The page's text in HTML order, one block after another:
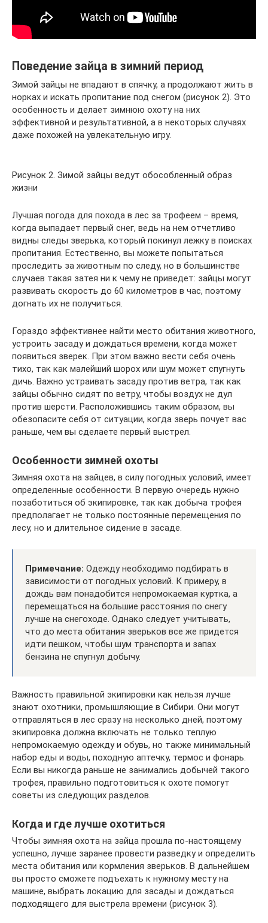
Поведение зайца в зимний период
Зимой зайцы не впадают в спячку, а продолжают жить в
норках и искать пропитание под снегом (рисунок 2). Это
особенность и делает зимнюю охоту на них
эффективной и результативной, а в некоторых случаях
даже похожей на увлекательную игру.
Рисунок 2. Зимой зайцы ведут обособленный образ
жизни
Лучшая погода для похода в лес за трофеем – время,
когда выпадает первый снег, ведь на нем отчетливо
видны следы зверька, который покинул лежку в поисках
пропитания. Естественно, вы можете попытаться
проследить за животным по следу, но в большинстве
случаев такая затея ни к чему не приведет: зайцы могут
развивать скорость до 60 километров в час, поэтому
догнать их не получиться.
Гораздо эффективнее найти место обитания животного,
устроить засаду и дождаться времени, когда может
появиться зверек. При этом важно вести себя очень
тихо, так как малейший шорох или шум может спугнуть
дичь. Важно устраивать засаду против ветра, так как
зайцы обычно сидят по ветру, чтобы воздух не дул
против шерсти. Расположившись таким образом, вы
обезопасите себя от ситуации, когда зверь почует вас
раньше, чем вы сделаете первый выстрел.
Особенности зимней охоты
Зимняя охота на зайцев, в силу погодных условий, имеет
определенные особенности. В первую очередь нужно
позаботиться об экипировке, так как добыча трофея
предполагает не только постоянные перемещения по
лесу, но и длительное сидение в засаде.
Примечание: Одежду необходимо подбирать в
зависимости от погодных условий. К примеру, в
дождь вам понадобится непромокаемая куртка, а
перемещаться на большие расстояния по снегу
лучше на снегоходе. Однако следует учитывать,
что до места обитания зверьков все же придется
идти пешком, чтобы шум транспорта и запах
бензина не спугнул добычу.
Важность правильной экипировки как нельзя лучше
знают охотники, промышляющие в Сибири. Они могут
отправляться в лес сразу на несколько дней, поэтому
экипировка должна включать не только теплую
непромокаемую одежду и обувь, но также минимальный
набор еды и воды, походную аптечку, термос и фонарь.
Если вы никогда раньше не занимались добычей такого
трофея, правильно подготовиться к охоте помогут
советы из следующих разделов.
Когда и где лучше охотиться
Чтобы зимняя охота на зайца прошла по-настоящему
успешно, лучше заранее провести разведку и определить
места обитания или кормления зверьков. В дальнейшем
вы просто сможете подъехать к нужному месту на
машине, выбрать локацию для засады и дождаться
подходящего для выстрела времени (рисунок 3).